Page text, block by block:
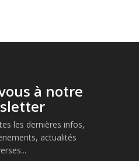
à notre
les dernières infos,
actualités